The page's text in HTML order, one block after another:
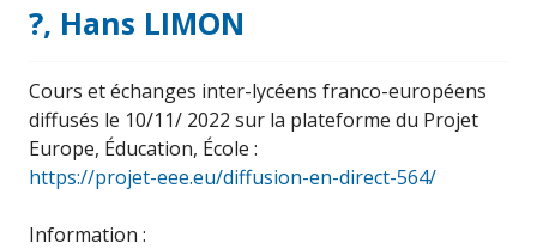
?, Hans LIMON
Cours et échanges inter-lycéens franco-européens
diffusés le 10/11/ 2022 sur la plateforme du Projet
Europe, Éducation, École :
https://projet-eee.eu/diffusion-en-direct-564/
Information :